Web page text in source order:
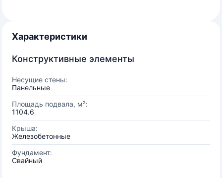
Характеристики
Конструктивные элементы
Несущие стены:
Панельные
Площадь подвала, м²:
1104.6
Крыша:
Железобетонные
Фундамент:
Свайный